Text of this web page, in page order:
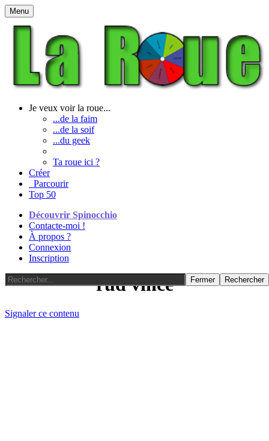
Menu
Je veux voir la roue...
...de la faim
...de la soif
...du geek
Ta roue ici ?
Créer
Parcourir
Top 50
Découvrir Spinocchio
Contacte-moi !
À propos ?
Connexion
Inscription
Fermer Rechercher
rud vince
Signaler ce contenu